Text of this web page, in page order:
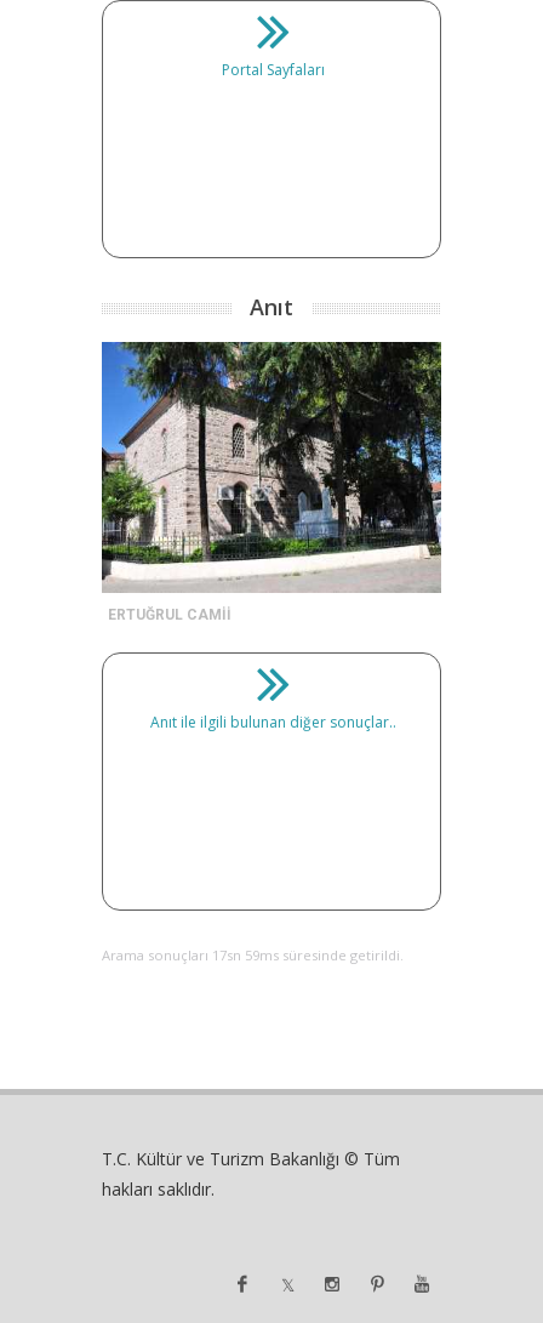
Portal Sayfaları
Anıt
ERTUĞRUL CAMİİ
Anıt ile ilgili bulunan diğer sonuçlar..
Arama sonuçları 17sn 59ms süresinde getirildi.
T.C. Kültür ve Turizm Bakanlığı © Tüm
hakları saklıdır.